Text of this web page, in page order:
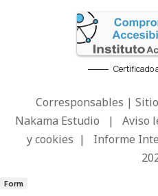
Certificado
Corresponsables |
Nakama Estudio | Aviso
y cookies | Informe
Form